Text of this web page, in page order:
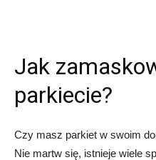
Jak
parkiecie?
Czy masz parkiet w swoim
Nie martw się, istnieje wiele